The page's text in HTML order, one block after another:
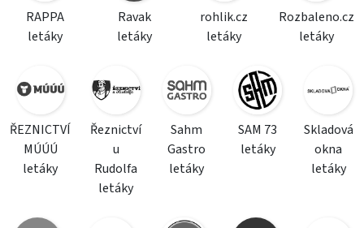
RAPPA
letáky
Ravak
letáky
rohlik.cz
letáky
Rozbaleno.cz
letáky
ŘEZNICTVÍ
MÚÚÚ
letáky
Řeznictví
u
Rudolfa
letáky
Sahm
Gastro
letáky
SAM 73
letáky
Skladová
okna
letáky